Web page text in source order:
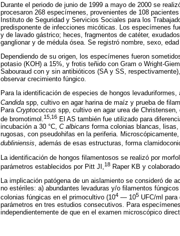
Durante el periodo de junio de 1999 a mayo de 2000 se
procesaron 268 especímenes, provenientes de 108
Instituto de Seguridad y Servicios Sociales para los
predisponente de infecciones micóticas. Los especímenes
y de lavado gástrico; heces, fragmentos de catéter,
ganglionar y de médula ósea. Se registró nombre, sexo,
Dependiendo de su origen, los especímenes fueron
potasio (KOH) a 15%, y frotis teñido con Gram o Wright-
Sabouraud con y sin antibióticos (SA y SS,
observar crecimiento fúngico.
Para la identificación de especies de hongos
Candida spp, cultivo en agar harina de maíz y prueba de
Para Cryptococcus spp, cultivo en agar urea de
de bromotimol.
15,16 El AS también fue utilizado para
incubación a 30 °C, C albicans forma colonias blancas, lisas,
rugosas, con pseudohifas en la periferia. Microscópicamente,
dubliniensis, además de esas estructuras, forma
La identificación de hongos filamentosos se realizó por
parámetros establecidos por Pitt JI,
18 Raper KB y
La implicación patógena de un aislamiento se consideró de
no estériles: a) abundantes levaduras y/o filamentos
colonias fúngicas en el primocultivo (104 — 105 UFC/ml
parámetros en tres estudios consecutivos. Para
independientemente de que en el examen microscópico